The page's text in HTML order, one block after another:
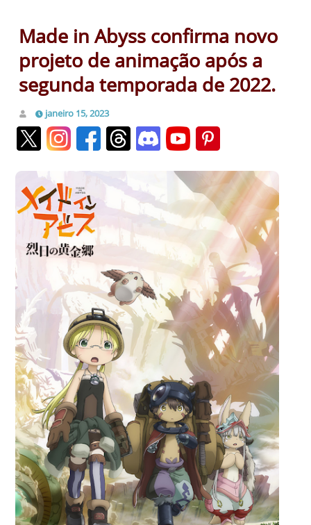
Made in Abyss confirma novo
projeto de animação após a
segunda temporada de 2022.
janeiro 15, 2023